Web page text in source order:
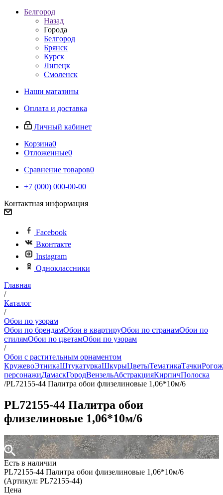
Белгород
Назад
Города
Белгород
Брянск
Курск
Липецк
Смоленск
Наши магазины
Оплата и доставка
Личный кабинет
Корзина0
Отложенные0
Сравнение товаров0
+7 (000) 000-00-00
Контактная информация
Facebook
Вконтакте
Instagram
Одноклассники
Главная
/
Каталог
/
Обои по узорам
Обои по брендамОбои в квартируОбои по странамОбои по
стилямОбои по цветамОбои по узорам
/
Обои с растительным орнаментом
КружевоЭтникаШтукатуркаШкурыЦветыТематикаТачки
персонажиДамаскГородВензельАбстракцияКирпичПолоска
/PL72155-44 Палитра обои флизелиновые 1,06*10м/6
PL72155-44 Палитра обои
флизелиновые 1,06*10м/6
Есть в наличии
PL72155-44 Палитра обои флизелиновые 1,06*10м/6
(Артикул: PL72155-44)
Цена